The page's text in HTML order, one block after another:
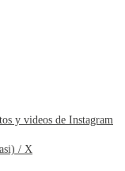
y videos de Instagram
/ X